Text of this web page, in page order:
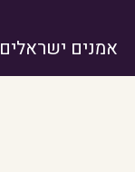
אמנים ישראלים